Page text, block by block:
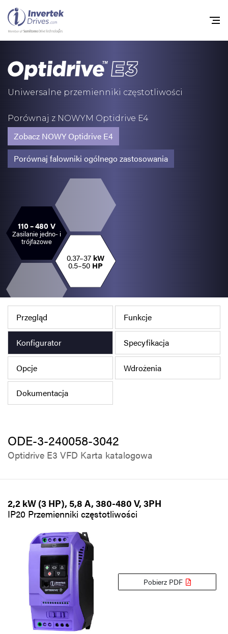
Uniwersalne przemienniki częstotliwości
Porównaj z NOWYM Optidrive E4
Zobacz NOWY Optidrive E4
Porównaj falowniki ogólnego zastosowania
110 – 480 V
Zasilanie jedno- i
trójfazowe
0.37–37 kW
0.5–50 HP
Przegląd Funkcje
Konfigurator Specyfikacja
Opcje Wdrożenia
Dokumentacja
ODE-3-240058-3042
Optidrive E3 VFD Karta katalogowa
2,2 kW (3 HP), 5,8 A, 380-480 V, 3PH
IP20 Przemienniki częstotliwości
Pobierz PDF
Przemienniki
Nowości